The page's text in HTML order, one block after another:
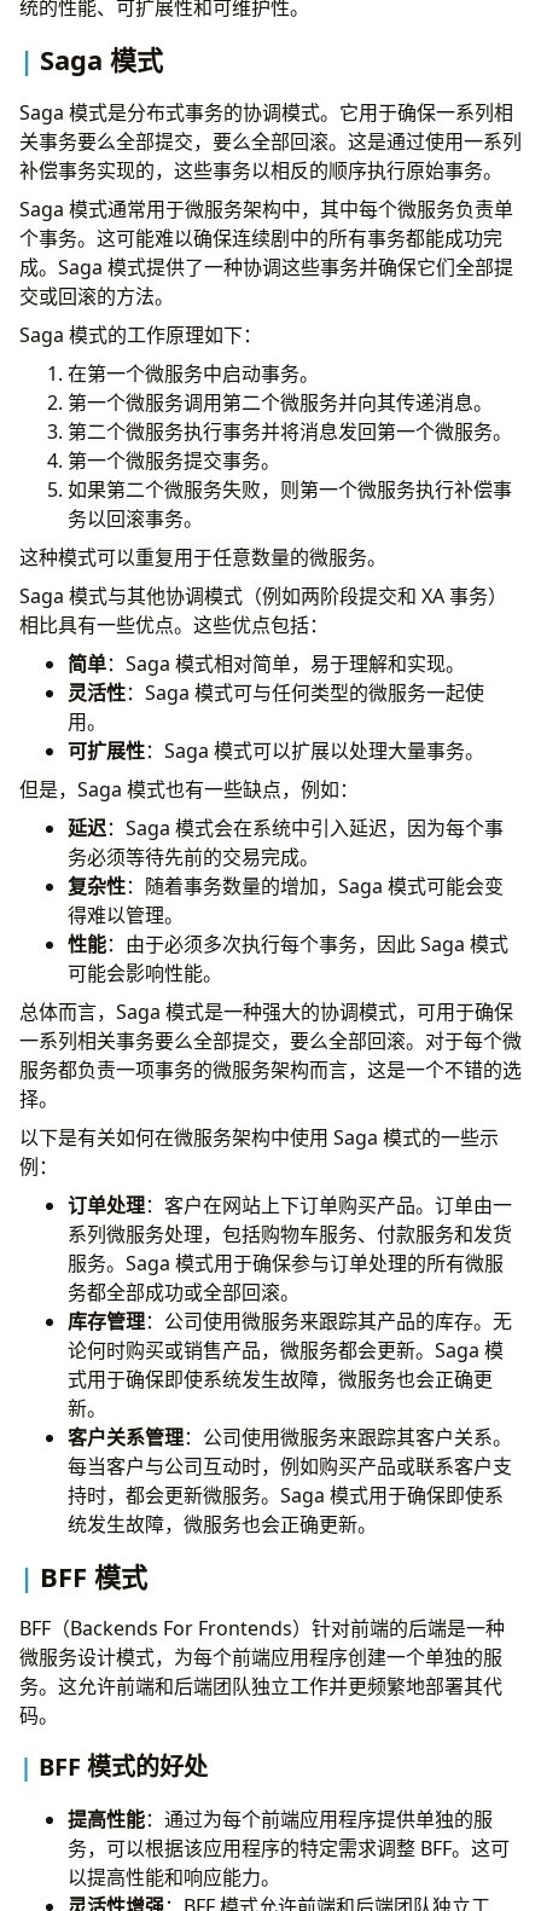
统的性能、可扩展性和可维护性。
Saga 模式
Saga 模式是分布式事务的协调模式。它用于确保一系列相
关事务要么全部提交，要么全部回滚。这是通过使用一系列
补偿事务实现的，这些事务以相反的顺序执行原始事务。
Saga 模式通常用于微服务架构中，其中每个微服务负责单
个事务。这可能难以确保连续剧中的所有事务都能成功完
成。Saga 模式提供了一种协调这些事务并确保它们全部提
交或回滚的方法。
Saga 模式的工作原理如下：
在第一个微服务中启动事务。
第一个微服务调用第二个微服务并向其传递消息。
第二个微服务执行事务并将消息发回第一个微服务。
第一个微服务提交事务。
如果第二个微服务失败，则第一个微服务执行补偿事
务以回滚事务。
这种模式可以重复用于任意数量的微服务。
Saga 模式与其他协调模式（例如两阶段提交和 XA 事务）
相比具有一些优点。这些优点包括：
简单：Saga 模式相对简单，易于理解和实现。
灵活性：Saga 模式可与任何类型的微服务一起使
用。
可扩展性：Saga 模式可以扩展以处理大量事务。
但是，Saga 模式也有一些缺点，例如：
延迟：Saga 模式会在系统中引入延迟，因为每个事
务必须等待先前的交易完成。
复杂性：随着事务数量的增加，Saga 模式可能会变
得难以管理。
性能：由于必须多次执行每个事务，因此 Saga 模式
可能会影响性能。
总体而言，Saga 模式是一种强大的协调模式，可用于确保
一系列相关事务要么全部提交，要么全部回滚。对于每个微
服务都负责一项事务的微服务架构而言，这是一个不错的选
择。
以下是有关如何在微服务架构中使用 Saga 模式的一些示
例：
订单处理：客户在网站上下订单购买产品。订单由一
系列微服务处理，包括购物车服务、付款服务和发货
服务。Saga 模式用于确保参与订单处理的所有微服
务都全部成功或全部回滚。
库存管理：公司使用微服务来跟踪其产品的库存。无
论何时购买或销售产品，微服务都会更新。Saga 模
式用于确保即使系统发生故障，微服务也会正确更
新。
客户关系管理：公司使用微服务来跟踪其客户关系。
每当客户与公司互动时，例如购买产品或联系客户支
持时，都会更新微服务。Saga 模式用于确保即使系
统发生故障，微服务也会正确更新。
BFF 模式
BFF（Backends For Frontends）针对前端的后端是一种
微服务设计模式，为每个前端应用程序创建一个单独的服
务。这允许前端和后端团队独立工作并更频繁地部署其代
码。
BFF 模式的好处
提高性能：通过为每个前端应用程序提供单独的服
务，可以根据该应用程序的特定需求调整 BFF。这可
以提高性能和响应能力。